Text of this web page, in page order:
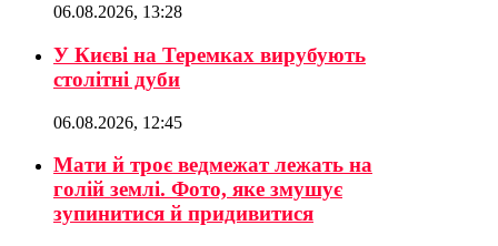
06.08.2026, 13:28
У Києві на Теремках вирубують
столітні дуби
06.08.2026, 12:45
Мати й троє ведмежат лежать на
голій землі. Фото, яке змушує
зупинитися й придивитися